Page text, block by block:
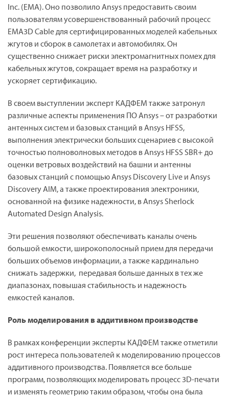
Inc. (EMA). Оно позволило Ansys предоставить своим
пользователям усовершенствованный рабочий процесс
EMA3D Cable для сертифицированных моделей кабельных
жгутов и сборок в самолетах и автомобилях. Он
существенно снижает риски электромагнитных помех для
кабельных жгутов, сокращает время на разработку и
ускоряет сертификацию.
В своем выступлении эксперт КАДФЕМ также затронул
различные аспекты применения ПО Ansys – от разработки
антенных систем и базовых станций в Ansys HFSS,
выполнения электрически больших сценариев с высокой
точностью полноволновых методов в Ansys HFSS SBR+ до
оценки ветровых воздействий на башни и антенны
базовых станций с помощью Ansys Discovery Live и Ansys
Discovery AIM, а также проектирования электроники,
основанной на физике надежности, в Ansys Sherlock
Automated Design Analysis.
Эти решения позволяют обеспечивать каналы очень
большой емкости, широкополосный прием для передачи
больших объемов информации, а также кардинально
снижать задержки, передавая больше данных в тех же
диапазонах, повышая стабильность и надежность
емкостей каналов.
Роль моделирования в аддитивном производстве
В рамках конференции эксперты КАДФЕМ также отметили
рост интереса пользователей к моделированию процессов
аддитивного производства. Появляется все больше
программ, позволяющих моделировать процесс 3D-печати
и изменять геометрию таким образом, чтобы она была